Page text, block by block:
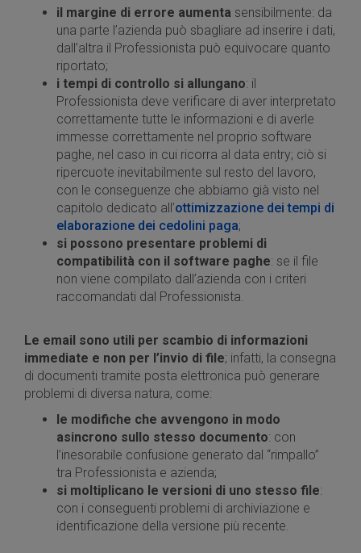
il margine di errore aumenta sensibilmente: da
una parte l’azienda può sbagliare ad inserire i dati,
dall’altra il Professionista può equivocare quanto
riportato;
i tempi di controllo si allungano: il
Professionista deve verificare di aver interpretato
correttamente tutte le informazioni e di averle
immesse correttamente nel proprio software
paghe, nel caso in cui ricorra al data entry; ciò si
ripercuote inevitabilmente sul resto del lavoro,
con le conseguenze che abbiamo già visto nel
capitolo dedicato all’ottimizzazione dei tempi di
elaborazione dei cedolini paga;
si possono presentare problemi di
compatibilità con il software paghe: se il file
non viene compilato dall’azienda con i criteri
raccomandati dal Professionista.
Le email sono utili per scambio di informazioni
immediate e non per l’invio di file; infatti, la consegna
di documenti tramite posta elettronica può generare
problemi di diversa natura, come:
le modifiche che avvengono in modo
asincrono sullo stesso documento: con
l’inesorabile confusione generato dal “rimpallo”
tra Professionista e azienda;
si moltiplicano le versioni di uno stesso file:
con i conseguenti problemi di archiviazione e
identificazione della versione più recente.